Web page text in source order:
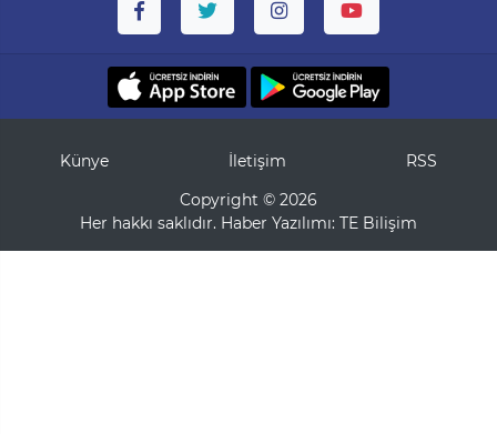
Künye İletişim
RSS
Copyright © 2026
Her hakkı saklıdır. Haber Yazılımı: TE Bilişim